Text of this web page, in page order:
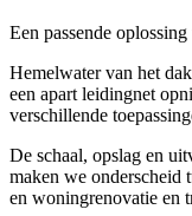
Een passende
Hemelwater van het
een apart leidingnet
verschillende
De schaal, opslag en
maken we onderscheid
en woningrenovatie en